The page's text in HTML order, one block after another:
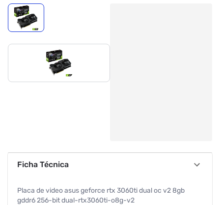
Ficha Técnica
Placa de video asus geforce rtx 3060ti dual oc v2 8gb
gddr6 256-bit dual-rtx3060ti-o8g-v2